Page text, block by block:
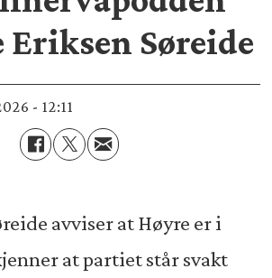
Eriksen Søreide
- 12:11
avviser at Høyre er i
at partiet står svakt